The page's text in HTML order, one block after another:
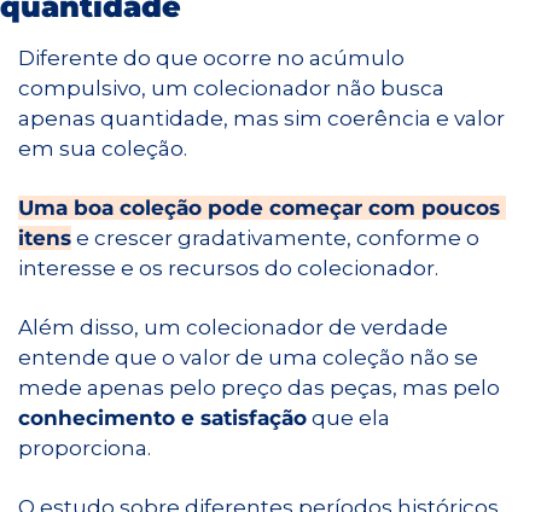
quantidade
Diferente do que ocorre no acúmulo
compulsivo, um colecionador não busca
apenas quantidade, mas sim coerência e valor
em sua coleção.
Uma boa coleção pode começar com poucos
itens e crescer gradativamente, conforme o
interesse e os recursos do colecionador.
Além disso, um colecionador de verdade
entende que o valor de uma coleção não se
conhecimento e satisfação que ela
proporciona.